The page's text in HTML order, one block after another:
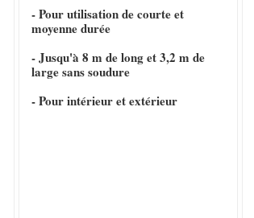
- Pour utilisation de courte et
moyenne durée
- Jusqu'à 8 m de long et 3,2 m de
large sans soudure
- Pour intérieur et extérieur